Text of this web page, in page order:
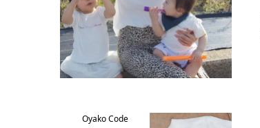
Oyako Code